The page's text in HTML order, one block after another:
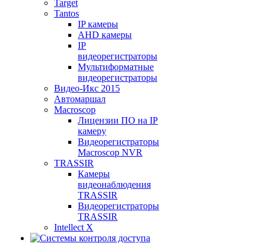
Target
Tantos
IP камеры
AHD камеры
IP
видеорегистраторы
Мультиформатные
видеорегистраторы
Видео-Икс 2015
Автомаршал
Macroscop
Лицензии ПО на IP
камеру
Видеорегистраторы
Macroscop NVR
TRASSIR
Камеры
видеонаблюдения
TRASSIR
Видеорегистраторы
TRASSIR
Intellect X